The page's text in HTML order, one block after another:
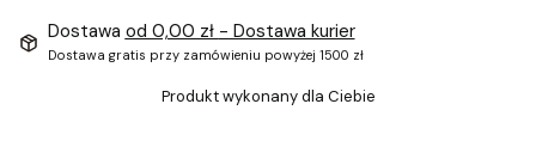
Dostawa od 0,00 zł - Dostawa kurier
Dostawa gratis przy zamówieniu powyżej 1500 zł
Produkt wykonany dla Ciebie